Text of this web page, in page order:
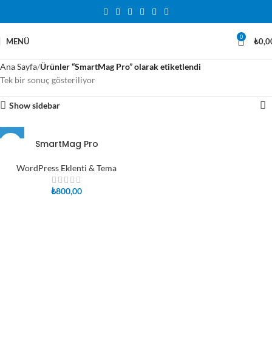
MENÜ 0 ₺
Ana Sayfa Ürünler “SmartMag Pro” olarak etiketlendi
Tek bir sonuç gösteriliyor
Show sidebar
SmartMag Pro
WordPress Eklenti & Tema
₺800,00